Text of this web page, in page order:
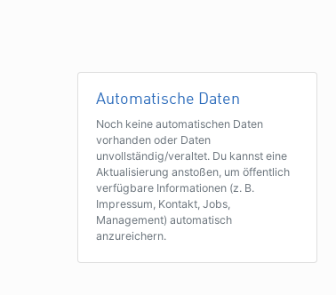
Automatische Daten
Noch keine automatischen Daten
vorhanden oder Daten
unvollständig/veraltet. Du kannst eine
Aktualisierung anstoßen, um öffentlich
verfügbare Informationen (z. B.
Impressum, Kontakt, Jobs,
Management) automatisch
anzureichern.